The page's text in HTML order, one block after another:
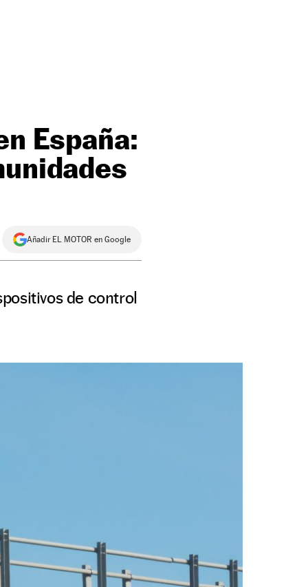
España:
Añadir EL MOTOR en Google
de control